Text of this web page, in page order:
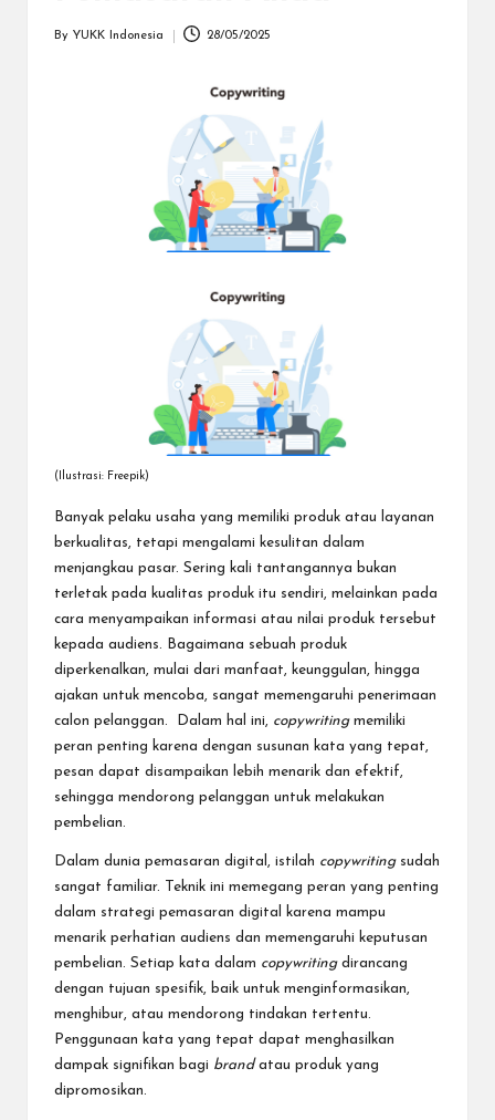
menerima
By YUKK Indonesia 28/05/2025
(Ilustrasi: Freepik)
Banyak pelaku usaha yang memiliki produk atau layanan
berkualitas, tetapi mengalami kesulitan dalam
menjangkau pasar. Sering kali tantangannya bukan
terletak pada kualitas produk itu sendiri, melainkan pada
cara menyampaikan informasi atau nilai produk tersebut
kepada audiens. Bagaimana sebuah produk
diperkenalkan, mulai dari manfaat, keunggulan, hingga
ajakan untuk mencoba, sangat memengaruhi penerimaan
calon pelanggan. Dalam hal ini, copywriting memiliki
peran penting karena dengan susunan kata yang tepat,
pesan dapat disampaikan lebih menarik dan efektif,
sehingga mendorong pelanggan untuk melakukan
pembelian.
Dalam dunia pemasaran digital, istilah copywriting sudah
sangat familiar. Teknik ini memegang peran yang penting
dalam strategi pemasaran digital karena mampu
menarik perhatian audiens dan memengaruhi keputusan
pembelian. Setiap kata dalam copywriting dirancang
dengan tujuan spesifik, baik untuk menginformasikan,
menghibur, atau mendorong tindakan tertentu.
Penggunaan kata yang tepat dapat menghasilkan
dampak signifikan bagi brand atau produk yang
dipromosikan.